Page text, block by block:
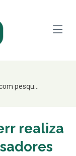
pesqu...
realiza